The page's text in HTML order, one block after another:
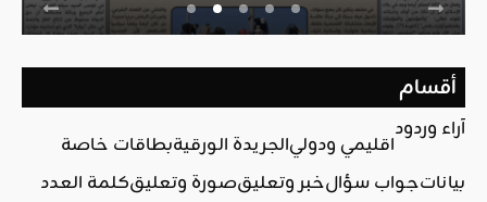
أقسام
آراء وردود
اقليمي ودوليالجريدة الورقيةبطاقات خاصة
بياناتجواب سؤالخبر وتعليقصورة وتعليقكلمة العدد